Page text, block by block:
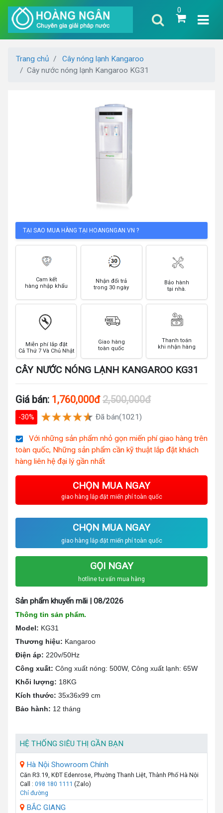
0
Trang chủ
Cây nóng lạnh Kangaroo
Cây nước nóng lạnh Kangaroo KG31
TẠI SAO MUA HÀNG TẠI HOANGNGAN.VN ?
Cam kết
hàng nhập khẩu
Nhận đổi trả
trong 30 ngày
Bảo hành
tại nhà.
Miễn phí lắp đặt
Cả Thứ 7 Và Chủ Nhật
Giao hàng
toàn quốc
Thanh toán
khi nhận hàng
CÂY NƯỚC NÓNG LẠNH KANGAROO KG31
Giá bán: 1,760,000đ 2,500,000đ
-30% Đã bán(1021)
Với những sản phẩm nhỏ gọn miến phí giao hàng trên
toàn quốc, Những sản phẩm cần kỹ thuật lắp đặt khách
hàng liên hệ đại lý gần nhất
CHỌN MUA NGAY
giao hàng lắp đặt miến phí toàn quốc
CHỌN MUA NGAY
giao hàng lắp đặt miến phí toàn quốc
GỌI NGAY
hotline tư vấn mua hàng
Sản phẩm khuyến mãi | 08/2026
Thông tin sản phẩm.
Model: KG31
Thương hiệu: Kangaroo
Điện áp: 220v/50Hz
Công xuất: Công xuất nóng: 500W, Công xuất lạnh: 65W
Khối lượng: 18KG
Kích thước: 35x36x99 cm
Bảo hành: 12 tháng
HỆ THỐNG SIÊU THỊ GẦN BẠN
Hà Nội Showroom Chính
Căn R3.19, KĐT Edenrose, Phường Thanh Liệt, Thành Phố Hà Nội
Call : 098 180 1111 (Zalo)
Chỉ đường
BẮC GIANG